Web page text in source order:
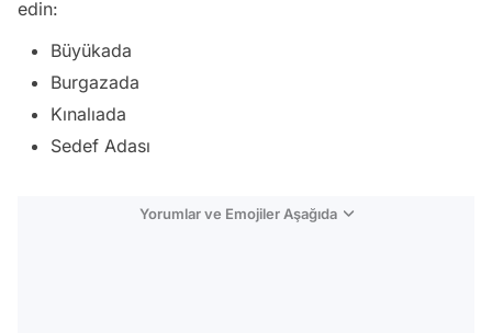
edin:
Büyükada
Burgazada
Kınalıada
Sedef Adası
Yorumlar ve Emojiler Aşağıda